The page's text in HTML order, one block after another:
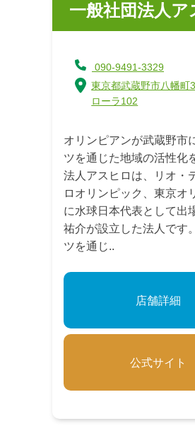
一般社団法人ア
090-9491-3329
東京都武蔵野市八幡
ローラ102
オリンピアンが武蔵野市
ツを通じた地域の活性化
法人アスヒロは、リオ・
ロオリンピック、東京オ
に水球日本代表として出
祐介が設立した法人です
ツを通じ..
店舗詳細
公式サイト